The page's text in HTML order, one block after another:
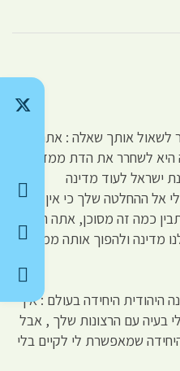
לשאול אותך שאלה : אתה חבר
לשחרר את הדת ממדינת
ישראל לעוד מדינה
ההחלטה שלך כי אין לי
כמה זה מסוכן, אתה רוצה
מדינה ולהפוך אותה ממדינה
היהודית היחידה בעולם : אין
בעיה עם הרצונות שלך , אבל
שמאפשרת לי לקיים בלי